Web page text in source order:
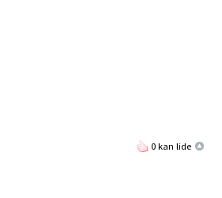
0 kan lide